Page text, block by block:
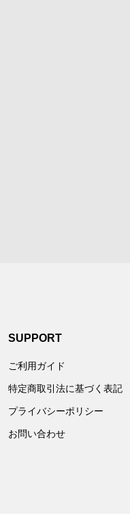
SUPPORT
ご利用ガイド
特定商取引法に基づく表記
プライバシーポリシー
お問い合わせ